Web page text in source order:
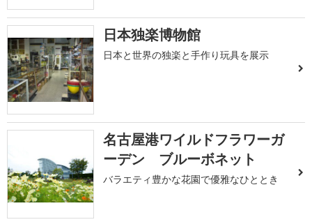
日本独楽博物館
日本と世界の独楽と手作り玩具を展示
名古屋港ワイルドフラワーガ
ーデン ブルーボネット
バラエティ豊かな花園で優雅なひととき